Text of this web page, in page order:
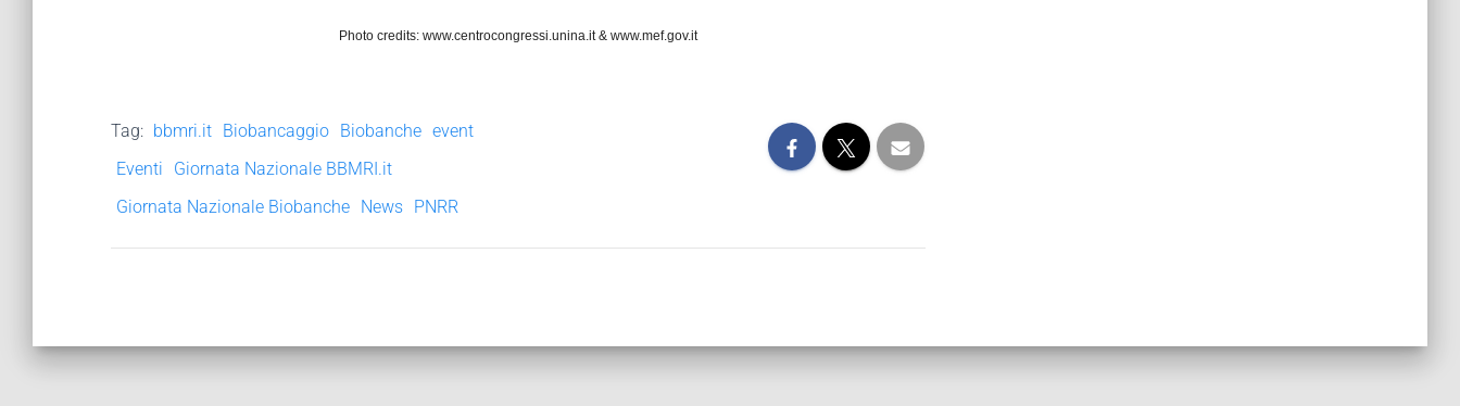
Photo credits: www.centrocongressi.unina.it & www.mef.gov.it
Tag: bbmri.it Biobancaggio Biobanche event
Eventi
Giornata Nazionale BBMRI.it
Giornata Nazionale Biobanche News PNRR